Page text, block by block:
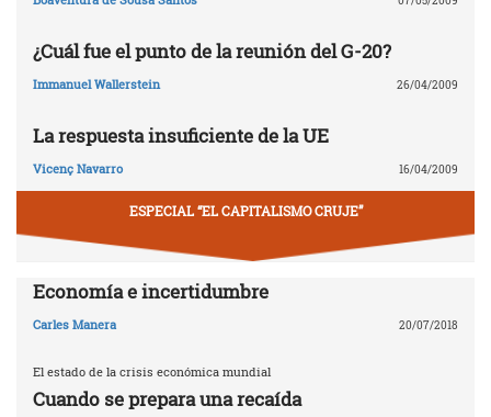
¿Cuál fue el punto de la reunión del G-20?
Immanuel Wallerstein 26/04/2009
La respuesta insuficiente de la UE
Vicenç Navarro 16/04/2009
ESPECIAL “EL CAPITALISMO CRUJE”
Economía e incertidumbre
Carles Manera 20/07/2018
El estado de la crisis económica mundial
Cuando se prepara una recaída